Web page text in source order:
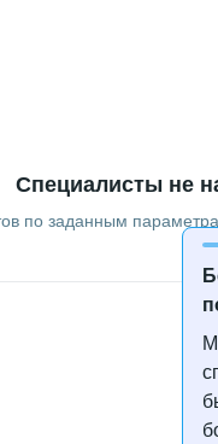
Специалисты не
по заданным